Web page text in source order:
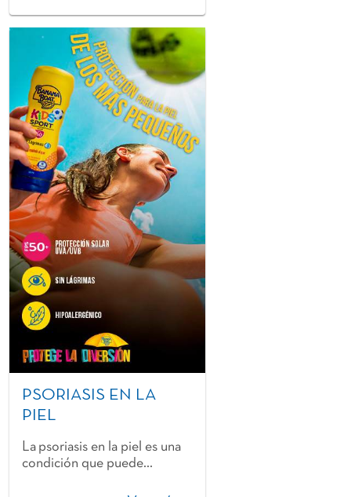
PSORIASIS EN LA
PIEL
La psoriasis en la piel es una
condición que puede...